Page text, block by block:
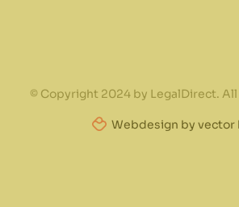
Webdesign by vector
© Copyright 2024 by LegalDirect.